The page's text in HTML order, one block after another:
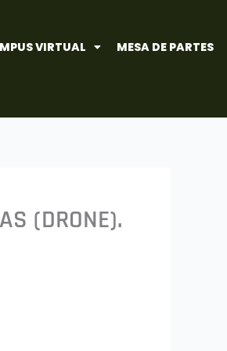
VIRTUAL MESA DE PARTES
(DRONE).